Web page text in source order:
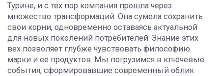
Турине, и с тех пор компания прошла через
множество трансформаций. Она сумела сохранить
свои корни, одновременно оставаясь актуальной
для новых поколений потребителей. Знание этих
вех позволяет глубже чувствовать философию
марки и ее продуктов. Мы погрузимся в ключевые
события, сформировавшие современный облик